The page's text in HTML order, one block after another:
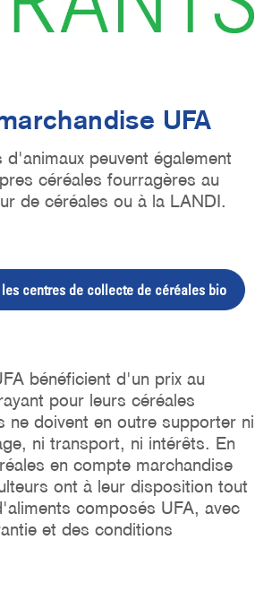
UFA
peuvent également
céréales fourragères au
de céréales ou à la LANDI.
centres de collecte de céréales bio
bénéficient d'un prix au
pour leurs céréales
ne doivent en outre supporter ni
ni transport, ni intérêts. En
en compte marchandise
ont à leur disposition tout
composés UFA, avec
et des conditions